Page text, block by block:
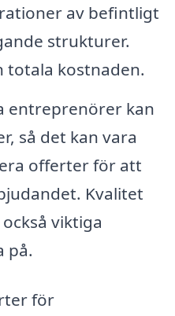
av befintligt
strukturer.
totala kostnaden.
entreprenörer kan
så det kan vara
offerter för att
Kvalitet
viktiga
på.
för